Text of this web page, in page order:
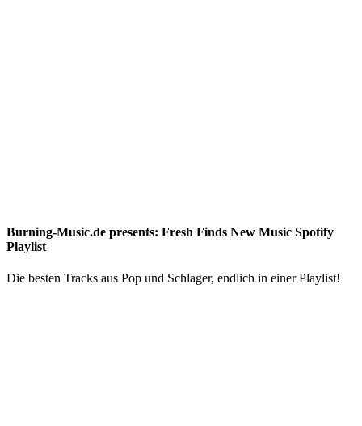
Burning-Music.de presents: Fresh Finds New Music Spotify
Playlist
Die besten Tracks aus Pop und Schlager, endlich in einer Playlist!